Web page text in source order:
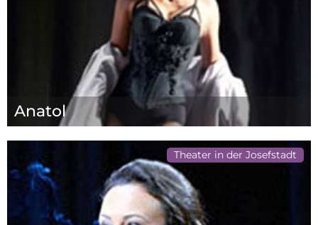
Anatol
Theater in der Josefstadt